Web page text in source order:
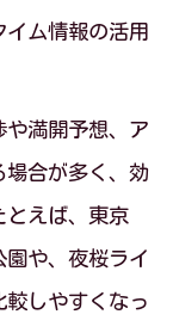
見をもたら
ない方法
徹底チェッ
頃差を知る
用しよう
ム情報の活用
満開予想、ア
場合が多く、効
とえば、東京
や、夜桜ライ
較しやすくなっ